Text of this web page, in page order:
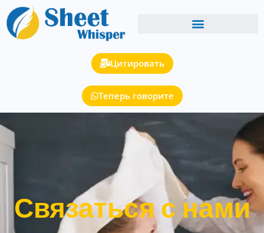
Цитировать
Теперь говорите
Связаться с нами